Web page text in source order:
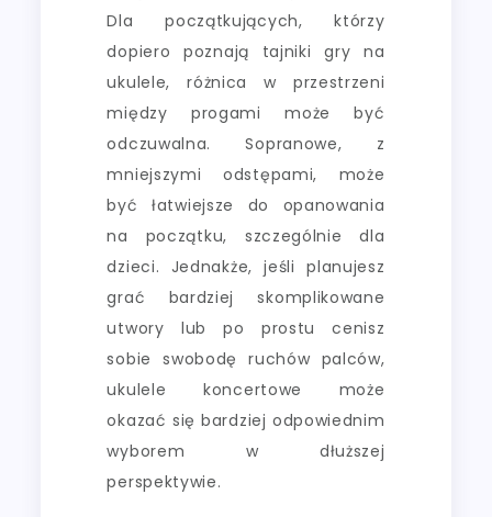
Dla początkujących, którzy
dopiero poznają tajniki gry na
ukulele, różnica w przestrzeni
między progami może być
odczuwalna. Sopranowe, z
mniejszymi odstępami, może
być łatwiejsze do opanowania
na początku, szczególnie dla
dzieci. Jednakże, jeśli planujesz
grać bardziej skomplikowane
utwory lub po prostu cenisz
sobie swobodę ruchów palców,
ukulele koncertowe może
okazać się bardziej odpowiednim
wyborem w dłuższej
perspektywie.